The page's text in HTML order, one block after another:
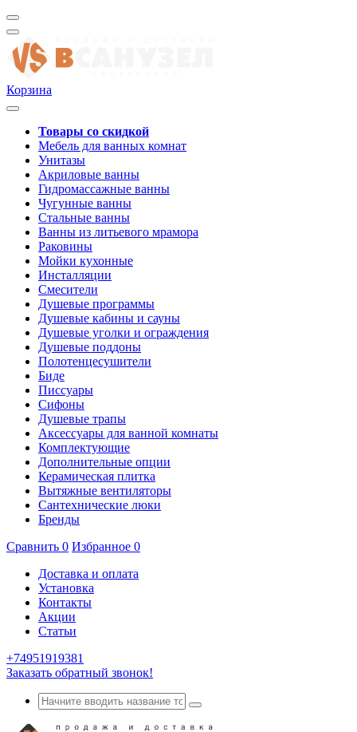
Корзина
Товары со скидкой
Мебель для ванных комнат
Унитазы
Акриловые ванны
Гидромассажные ванны
Чугунные ванны
Стальные ванны
Ванны из литьевого мрамора
Раковины
Мойки кухонные
Инсталляции
Смесители
Душевые программы
Душевые кабины и сауны
Душевые уголки и ограждения
Душевые поддоны
Полотенцесушители
Биде
Писсуары
Сифоны
Душевые трапы
Аксессуары для ванной комнаты
Комплектующие
Дополнительные опции
Керамическая плитка
Вытяжные вентиляторы
Сантехнические люки
Бренды
Сравнить 0 Избранное 0
Доставка и оплата
Установка
Контакты
Акции
Статьи
+74951919381
Заказать обратный звонок!